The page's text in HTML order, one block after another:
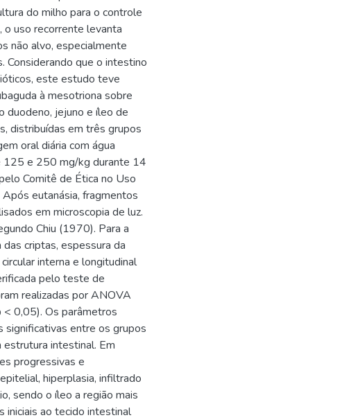
do milho para o controle
o uso recorrente levanta
não alvo, especialmente
Considerando que o intestino
este estudo teve
à mesotriona sobre
duodeno, jejuno e íleo de
distribuídas em três grupos
oral diária com água
125 e 250 mg/kg durante 14
Comitê de Ética no Uso
eutanásia, fragmentos
em microscopia de luz.
Chiu (1970). Para a
criptas, espessura da
interna e longitudinal
pelo teste de
realizadas por ANOVA
0,05). Os parâmetros
significativas entre os grupos
intestinal. Em
progressivas e
hiperplasia, infiltrado
sendo o íleo a região mais
iniciais ao tecido intestinal